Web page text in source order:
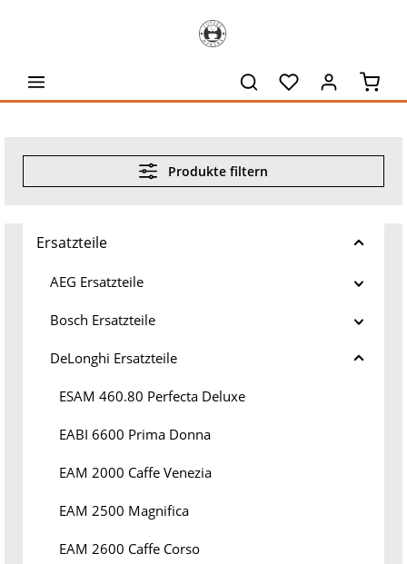
Produkte filtern
Ersatzteile
AEG Ersatzteile
Bosch Ersatzteile
DeLonghi Ersatzteile
ESAM 460.80 Perfecta Deluxe
EABI 6600 Prima Donna
EAM 2000 Caffe Venezia
EAM 2500 Magnifica
EAM 2600 Caffe Corso